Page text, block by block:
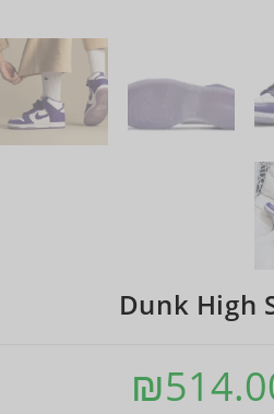
Dunk High
₪